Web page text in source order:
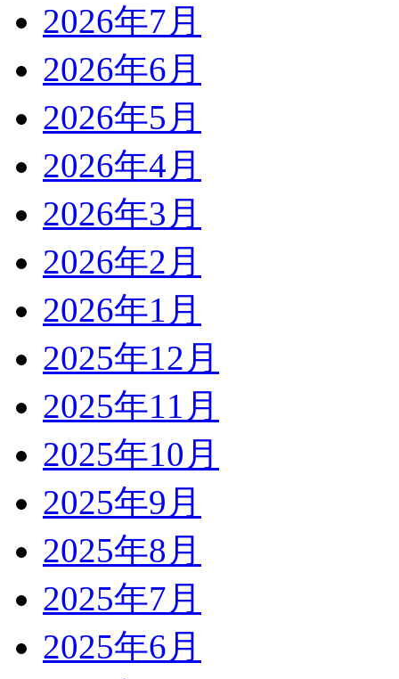
2026年7月
2026年6月
2026年5月
2026年4月
2026年3月
2026年2月
2026年1月
2025年12月
2025年11月
2025年10月
2025年9月
2025年8月
2025年7月
2025年6月